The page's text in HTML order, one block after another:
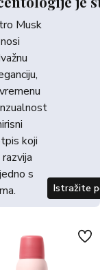
Musk
koji
s
Istražite